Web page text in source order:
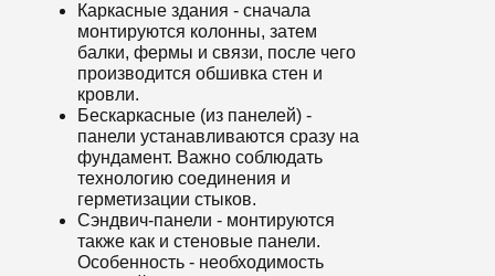
Каркасные здания - сначала
монтируются колонны, затем
балки, фермы и связи, после чего
производится обшивка стен и
кровли.
Бескаркасные (из панелей) -
панели устанавливаются сразу на
фундамент. Важно соблюдать
технологию соединения и
герметизации стыков.
Сэндвич-панели - монтируются
также как и стеновые панели.
Особенность - необходимость